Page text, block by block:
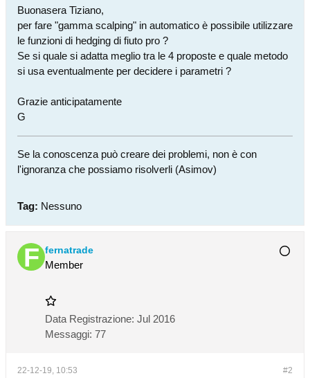
Buonasera Tiziano,
per fare "gamma scalping" in automatico è possibile utilizzare
le funzioni di hedging di fiuto pro ?
Se si quale si adatta meglio tra le 4 proposte e quale metodo
si usa eventualmente per decidere i parametri ?
Grazie anticipatamente
G
Se la conoscenza può creare dei problemi, non è con
l'ignoranza che possiamo risolverli (Asimov)
Tag: Nessuno
fernatrade
Member
Data Registrazione: Jul 2016
Messaggi: 77
#2
22-12-19, 10:53